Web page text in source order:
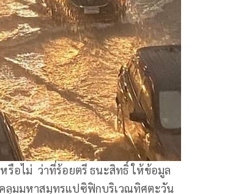
รือไม่ ว่าที่ร้อยตรี ธนะสิทธิ์ ให้ข้อมูล
ลุมมหาสมุทรแปซิฟิกบริเวณทิศตะวัน